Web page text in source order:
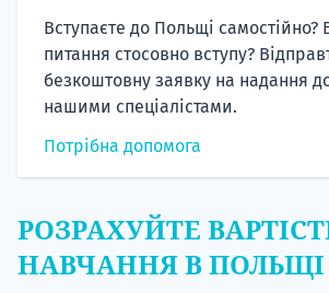
Вступаєте до Польщі самостійно?
питання стосовно вступу?
безкоштовну заявку на надання
нашими спеціалістами.
Потрібна допомога
РОЗРАХУЙТЕ
НАВЧАННЯ В ПОЛЬЩІ